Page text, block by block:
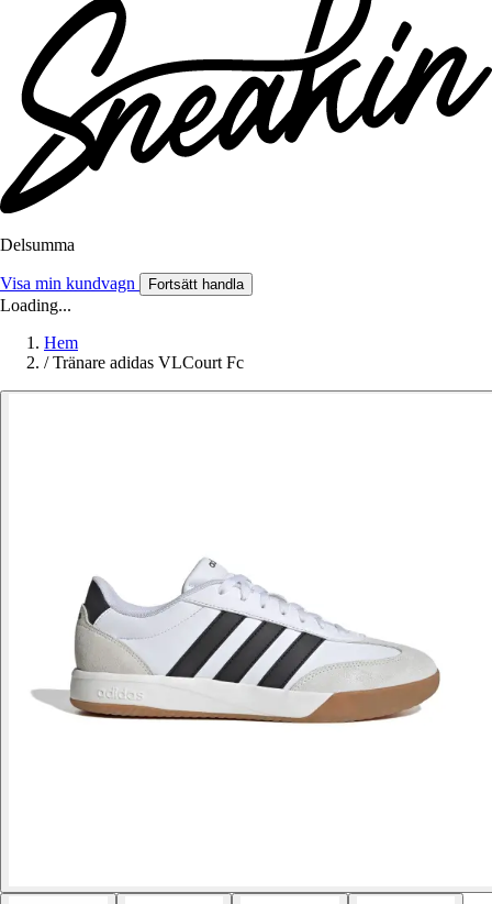
Delsumma
Visa min kundvagn Fortsätt handla
Loading...
Hem
/ Tränare adidas VLCourt Fc